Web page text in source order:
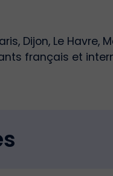
Dijon, Le Havre,
français et